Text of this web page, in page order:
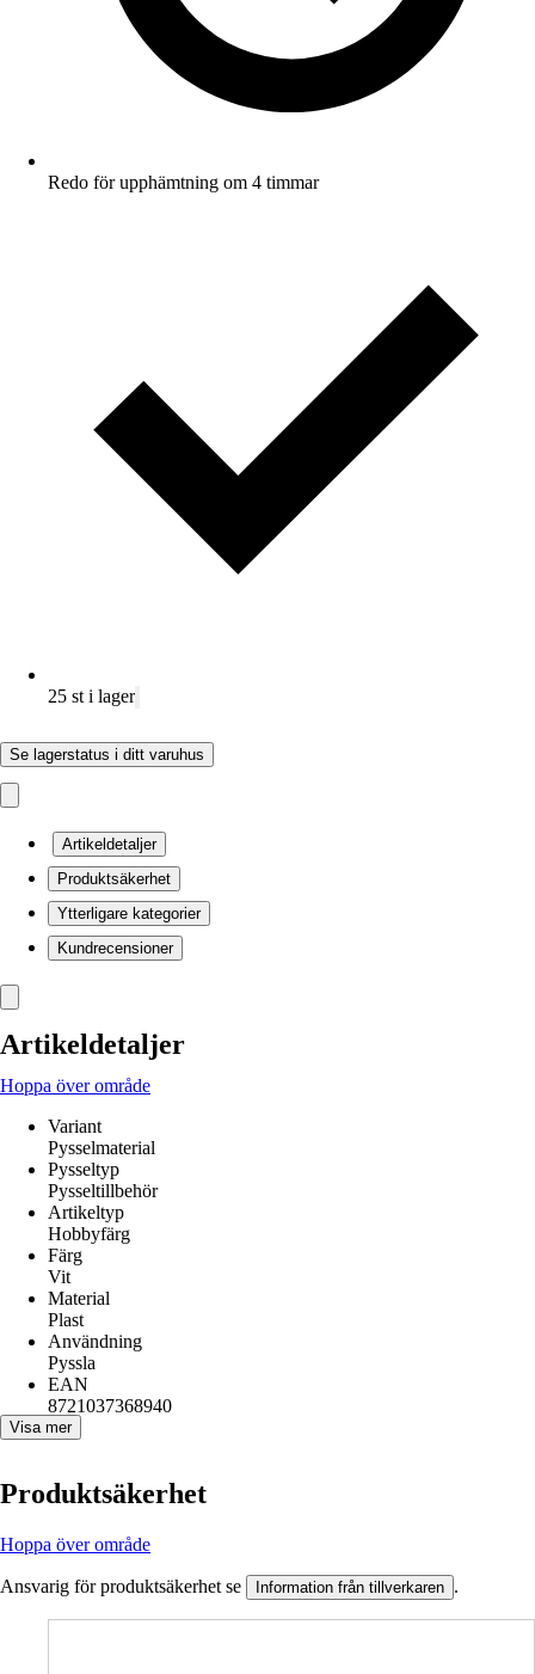
Redo för upphämtning om 4 timmar
25 st i lager
Se lagerstatus i ditt varuhus
Artikeldetaljer
Produktsäkerhet
Ytterligare kategorier
Kundrecensioner
Artikeldetaljer
Hoppa över område
Variant
Pysselmaterial
Pysseltyp
Pysseltillbehör
Artikeltyp
Hobbyfärg
Färg
Vit
Material
Plast
Användning
Pyssla
EAN
8721037368940
Visa mer
Produktsäkerhet
Hoppa över område
Ansvarig för produktsäkerhet se Information från tillverkaren .